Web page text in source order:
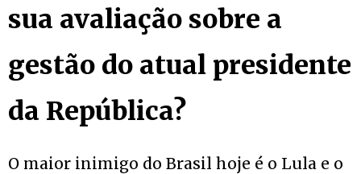
sua avaliação sobre a
gestão do atual presidente
da República?
O maior inimigo do Brasil hoje é o Lula e o